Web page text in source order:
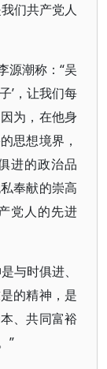
们共产党人
源潮称：“吴
’，让我们每
为，在他身
思想境界，
进的政治品
奉献的崇高
党人的先进
与时俱进、
的精神，是
、共同富裕
”